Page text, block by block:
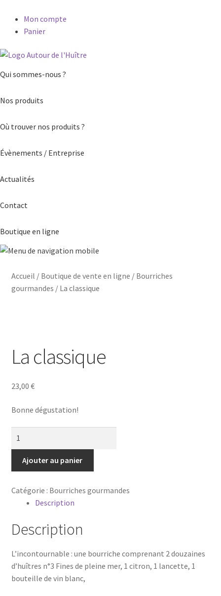
Mon compte
Panier
Qui sommes-nous ?
Nos produits
Où trouver nos produits ?
Évènements / Entreprise
Actualités
Contact
Boutique en ligne
Accueil / Boutique de vente en ligne / Bourriches
gourmandes / La classique
La classique
23,00 €
Bonne dégustation!
classique
Ajouter au panier
Catégorie : Bourriches gourmandes
Description
Description
L’incontournable : une bourriche comprenant 2 douzaines
d’huîtres n°3 Fines de pleine mer, 1 citron, 1 lancette, 1
bouteille de vin blanc,